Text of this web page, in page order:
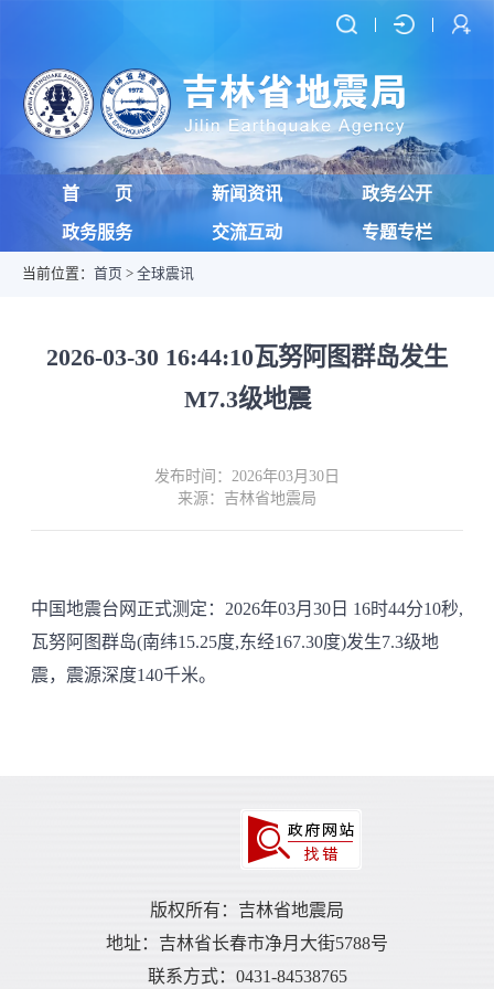
首 页 新闻资讯 政务公开
政务服务 交流互动 专题专栏
当前位置： 首页 > 全球震讯
2026-03-30 16:44:10瓦努阿图群岛发生
M7.3级地震
发布时间：2026年03月30日
来源：吉林省地震局
中国地震台网正式测定：2026年03月30日 16时44分10秒,
瓦努阿图群岛(南纬15.25度,东经167.30度)发生7.3级地
震，震源深度140千米。
版权所有：吉林省地震局
地址：吉林省长春市净月大街5788号
联系方式：0431-84538765